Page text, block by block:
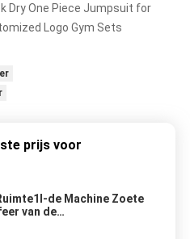
Dry One Piece Jumpsuit for
Logo Gym Sets
prijs voor
de Machine Zoete
van de